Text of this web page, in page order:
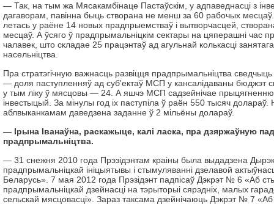
— Так, на тым жа Мясакамбінаце Пастаўскім, у адпаведнасці з
дагаворам, павінна быць створана не менш за 60 рабочых
летась у раёне 14 новых прадпрыемстваў і вытворчасцей,
месцаў. А ўсяго ў прадпрымальніцкім сектары на цяперашні час
чалавек, што складае 25 працэнтаў ад агульнай колькасці
насельніцтва.
Пра стратэгічную важнасць развіцця прадпрымальніцтва
— доля паступленняў ад суб'ектаў МСП у кансалідаваны бюджэт
у тым ліку ў мясцовы — 24. А яшчэ МСП са­дзейнічае
інвестыцый. За мінулы год іх паступіла ў раён 550 тысяч
аблвыканкамам даведзена заданне ў 2 мільёны долараў.
— Ірына Іванаўна, раскажыце, калі ласка, пра дзяржаўную
прадпрымальніцтва.
— 31 снежня 2010 года Прэзідэнтам краіны была выдадзена
прадпрымальніцкай ініцыятывы і стымуляванні дзелавой
Беларусь». 7 мая 2012 года Прэзідэнт падпісаў Дэкрэт № 6 «Аб
прадпрымальніцкай дзейнасці на тэрыторыі сярэдніх, малых
сельскай мясцовасці». Зараз таксама дзейнічаюць Дэкрэт № 7 «Аб